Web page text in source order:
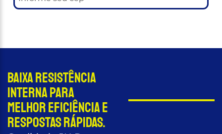
Baixa resistência
interna para
melhor eficiência e
respostas rápidas.